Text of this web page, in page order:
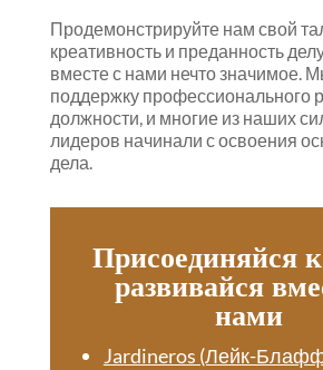
Продемонстрируйте нам свой
креативность и преданность
вместе с нами нечто значимое.
поддержку профессионального
должности, и многие из наших
лидеров начинали с освоения
дела.
Присоединяйся
развивайся
нами
Jardineros (Лейк-Блафф